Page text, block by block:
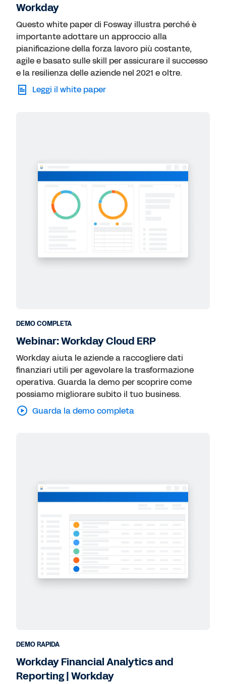
Workday
Questo white paper di Fosway illustra perché è
importante adottare un approccio alla
pianificazione della forza lavoro più costante,
agile e basato sulle skill per assicurare il successo
e la resilienza delle aziende nel 2021 e oltre.
Leggi il white paper
DEMO COMPLETA
Webinar: Workday Cloud ERP
Workday aiuta le aziende a raccogliere dati
finanziari utili per agevolare la trasformazione
operativa. Guarda la demo per scoprire come
possiamo migliorare subito il tuo business.
Guarda la demo completa
DEMO RAPIDA
Workday Financial Analytics and
Reporting | Workday